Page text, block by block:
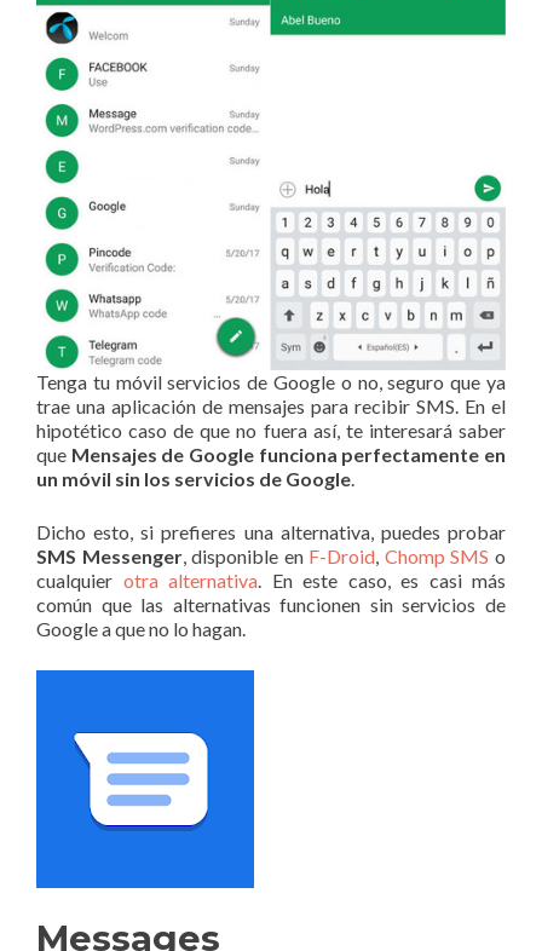
Tenga tu móvil servicios de Google o no, seguro que ya
trae una aplicación de mensajes para recibir SMS. En el
hipotético caso de que no fuera así, te interesará saber
que Mensajes de Google funciona perfectamente en
un móvil sin los servicios de Google.
Dicho esto, si prefieres una alternativa, puedes probar
SMS Messenger, disponible en F-Droid, Chomp SMS o
cualquier otra alternativa. En este caso, es casi más
común que las alternativas funcionen sin servicios de
Google a que no lo hagan.
Messages